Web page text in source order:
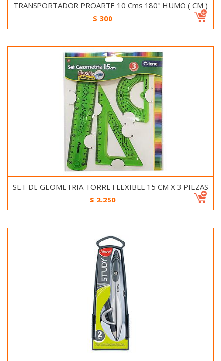
TRANSPORTADOR PROARTE 10 Cms 180º HUMO ( CM )
$ 300
SET DE GEOMETRIA TORRE FLEXIBLE 15 CM X 3 PIEZAS
$ 2.250